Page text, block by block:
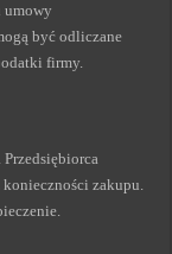
umowy
być odliczane
firmy.
konieczności zakupu.